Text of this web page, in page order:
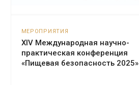
МЕРОПРИЯТИЯ
XIV Международная научно-
практическая конференция
«Пищевая безопасность 2025»